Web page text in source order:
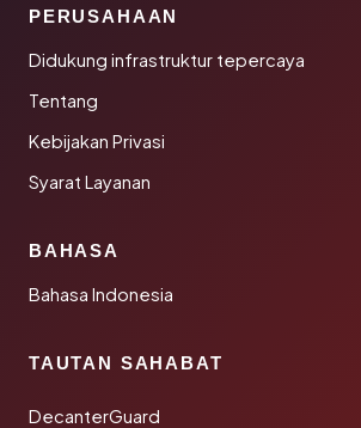
PERUSAHAAN
Didukung infrastruktur tepercaya
Tentang
Kebijakan Privasi
Syarat Layanan
BAHASA
Bahasa Indonesia
TAUTAN SAHABAT
DecanterGuard